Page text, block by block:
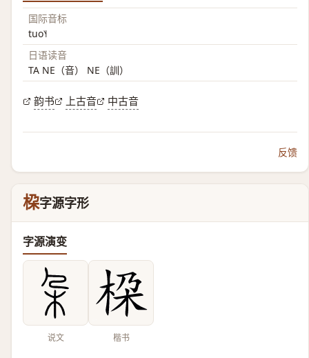
国际音标
tuo˥˧
日语读音
TA NE（音） NE（訓）
韵书 上古音 中古音
反馈
桗字源字形
字源演变
说文 楷书